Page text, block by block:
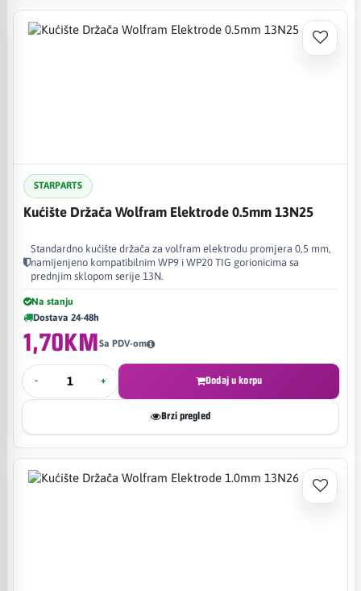
STARPARTS
Kućište Držača Wolfram Elektrode 0.5mm 13N25
Standardno kućište držača za volfram elektrodu promjera 0,5 mm,
namijenjeno kompatibilnim WP9 i WP20 TIG gorionicima sa
prednjim sklopom serije 13N.
Na stanju
Dostava 24-48h
1,70KMSa PDV-om
- + Dodaj u korpu
Brzi pregled